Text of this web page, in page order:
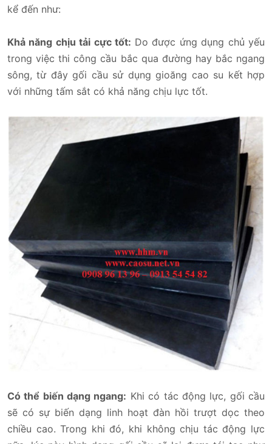
kể đến như:
Khả năng chịu tải cực tốt: Do được ứng dụng chủ yếu
trong việc thi công cầu bắc qua đường hay bắc ngang
sông, từ đây gối cầu sử dụng gioăng cao su kết hợp
với những tấm sắt có khả năng chịu lực tốt.
Có thể biến dạng ngang: Khi có tác động lực, gối cầu
sẽ có sự biến dạng linh hoạt đàn hồi trượt dọc theo
chiều cao. Trong khi đó, khi không chịu tác động lực